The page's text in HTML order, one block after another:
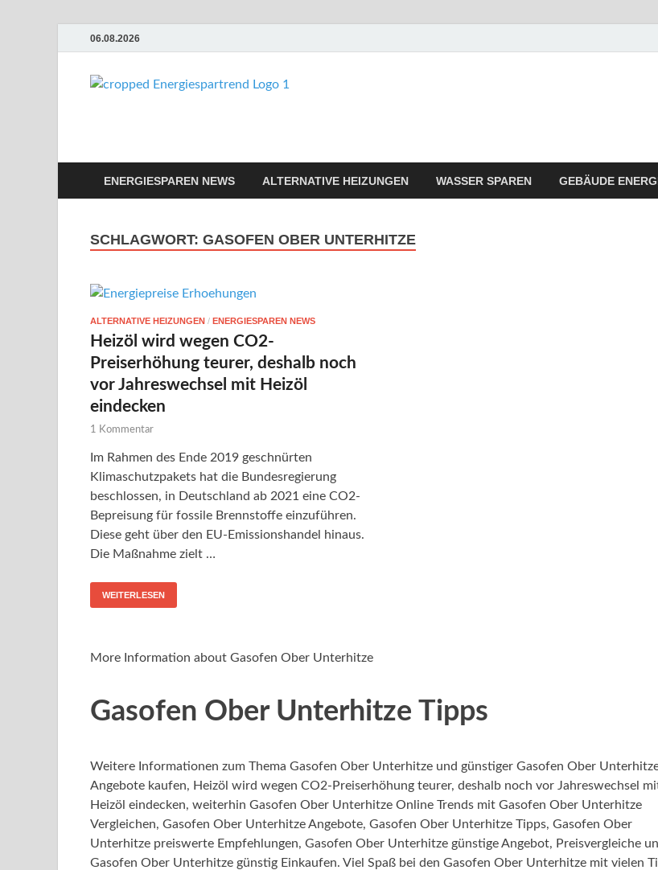
06.08.2026
ENERGIESPAREN NEWS ALTERNATIVE HEIZUNGEN WASSER SPAREN GEBÄUDE
SCHLAGWORT: GASOFEN OBER UNTERHITZE
ALTERNATIVE HEIZUNGEN / ENERGIESPAREN NEWS
Heizöl wird wegen CO2-
Preiserhöhung teurer, deshalb noch
vor Jahreswechsel mit Heizöl
eindecken
1 Kommentar
Im Rahmen des Ende 2019 geschnürten
Klimaschutzpakets hat die Bundesregierung
beschlossen, in Deutschland ab 2021 eine CO2-
Bepreisung für fossile Brennstoffe einzuführen.
Diese geht über den EU-Emissionshandel hinaus.
Die Maßnahme zielt …
WEITERLESEN
More Information about Gasofen Ober Unterhitze
Gasofen Ober Unterhitze Tipps
Weitere Informationen zum Thema Gasofen Ober Unterhitze und günstiger Gasofen Ober
Angebote kaufen, Heizöl wird wegen CO2-Preiserhöhung teurer, deshalb noch vor Jahreswechsel
Heizöl eindecken, weiterhin Gasofen Ober Unterhitze Online Trends mit Gasofen Ober Unterhitze
Vergleichen, Gasofen Ober Unterhitze Angebote, Gasofen Ober Unterhitze Tipps, Gasofen Ober
Unterhitze preiswerte Empfehlungen, Gasofen Ober Unterhitze günstige Angebot, Preisvergleiche
Gasofen Ober Unterhitze günstig Einkaufen. Viel Spaß bei den Gasofen Ober Unterhitze mit vielen